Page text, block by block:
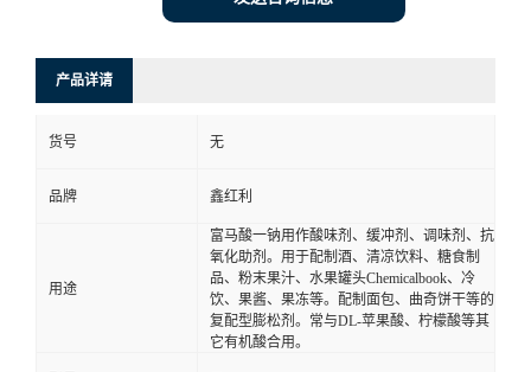
产品详请
货号 无
品牌 鑫红利
用途
富马酸一钠用作酸味剂、缓冲剂、调味剂、抗
氧化助剂。用于配制酒、清凉饮料、糖食制
品、粉末果汁、水果罐头Chemicalbook、冷
饮、果酱、果冻等。配制面包、曲奇饼干等的
复配型膨松剂。常与DL-苹果酸、柠檬酸等其
它有机酸合用。